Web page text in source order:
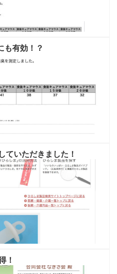
も有効！？
ていただきました！
！